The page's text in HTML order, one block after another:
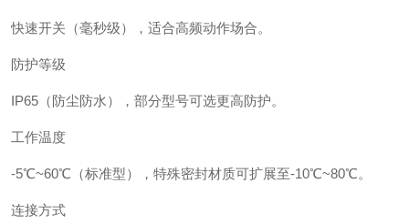
快速开关（毫秒级），适合高频动作场合。
防护等级
IP65（防尘防水），部分型号可选更高防护。
工作温度
-5℃~60℃（标准型），特殊密封材质可扩展至-10℃~80℃。
连接方式